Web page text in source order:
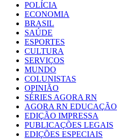
POLÍCIA
ECONOMIA
BRASIL
SAÚDE
ESPORTES
CULTURA
SERVIÇOS
MUNDO
COLUNISTAS
OPINIÃO
SÉRIES AGORA RN
AGORA RN EDUCAÇÃO
EDIÇÃO IMPRESSA
PUBLICAÇÕES LEGAIS
EDIÇÕES ESPECIAIS